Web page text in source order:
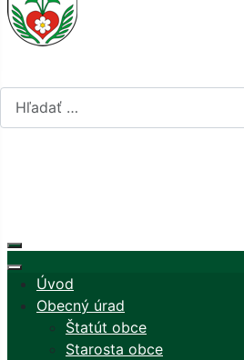
Úvod
Obecný úrad
Štatút obce
Starosta obce